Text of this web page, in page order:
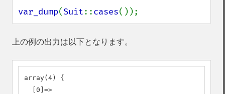
var_dump(Suit::cases());
上の例の出力は以下となります。
array(4) {
  [0]=>